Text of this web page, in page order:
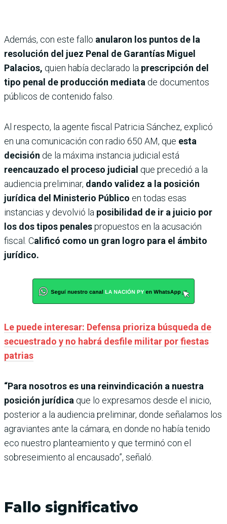
Además, con este fallo anularon los puntos de la
resolución del juez Penal de Garantías Miguel
Palacios, quien había declarado la prescripción del
tipo penal de producción mediata de documentos
públicos de contenido falso.
Al respecto, la agente fiscal Patricia Sánchez, explicó
en una comunicación con radio 650 AM, que esta
decisión de la máxima instancia judicial está
reencauzado el proceso judicial que precedió a la
audiencia preliminar, dando validez a la posición
jurídica del Ministerio Público en todas esas
instancias y devolvió la posibilidad de ir a juicio por
los dos tipos penalespropuestos en la acusación
fiscal. Calificó como un gran logro para el ámbito
jurídico.
Le puede interesar: Defensa prioriza búsqueda de
secuestrado y no habrá desfile militar por fiestas
patrias
“Para nosotros es una reinvindicación a nuestra
posición jurídica que lo expresamos desde el inicio,
posterior a la audiencia preliminar, donde señalamos los
agraviantes ante la cámara, en donde no había tenido
eco nuestro planteamiento y que terminó con el
sobreseimiento al encausado”, señaló.
Fallo significativo